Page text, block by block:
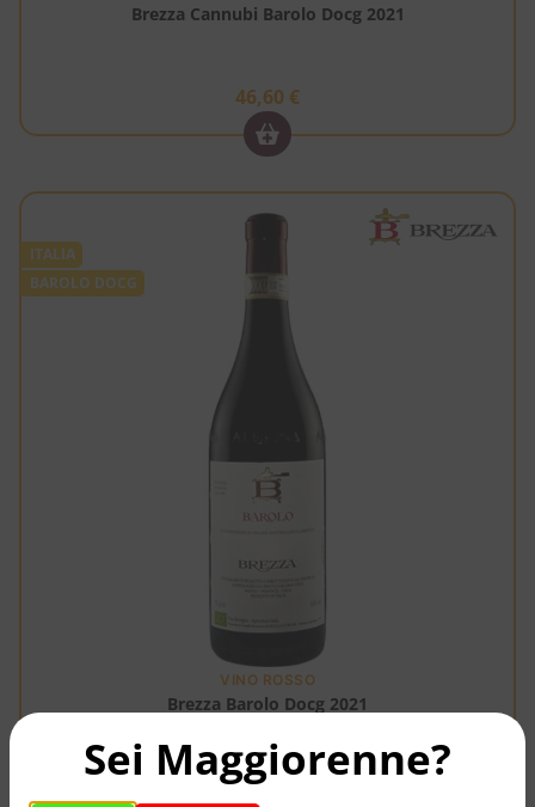
Brezza Cannubi Barolo Docg 2021
46,60 €
ITALIA
BAROLO DOCG
VINO ROSSO
Brezza Barolo Docg 2021
34,25
Sei Maggiorenne?